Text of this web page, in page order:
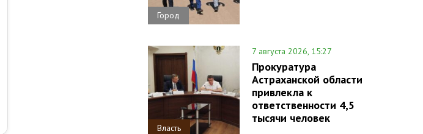
Город
Власть
7 августа 2026, 15:27
Прокуратура
Астраханской области
привлекла к
ответственности 4,5
тысячи человек